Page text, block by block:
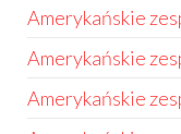
Amerykańskie
Amerykańskie
Amerykańskie